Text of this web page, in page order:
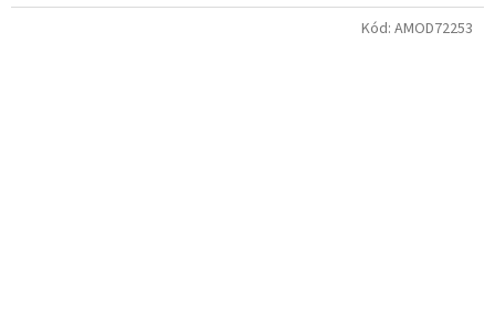
Kód: AMOD72253